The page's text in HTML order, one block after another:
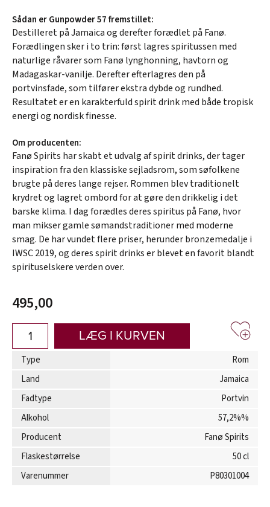
Sådan er Gunpowder 57 fremstillet:
Destilleret på Jamaica og derefter forædlet på Fanø.
Forædlingen sker i to trin: først lagres spiritussen med
naturlige råvarer som Fanø lynghonning, havtorn og
Madagaskar-vanilje. Derefter efterlagres den på
portvinsfade, som tilfører ekstra dybde og rundhed.
Resultatet er en karakterfuld spirit drink med både tropisk
energi og nordisk finesse.
Om producenten:
Fanø Spirits har skabt et udvalg af spirit drinks, der tager
inspiration fra den klassiske sejladsrom, som søfolkene
brugte på deres lange rejser. Rommen blev traditionelt
krydret og lagret ombord for at gøre den drikkelig i det
barske klima. I dag forædles deres spiritus på Fanø, hvor
man mikser gamle sømandstraditioner med moderne
smag. De har vundet flere priser, herunder bronzemedalje i
IWSC 2019, og deres spirit drinks er blevet en favorit blandt
spirituselskere verden over.
495,00
LÆG I KURVEN
Type
Rom
Land
Jamaica
Fadtype
Portvin
Alkohol
57,2%%
Producent
Fanø Spirits
Flaskestørrelse
50 cl
Varenummer
P80301004